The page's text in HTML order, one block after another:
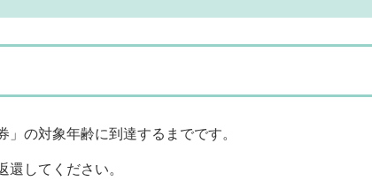
の対象年齢に到達するまでです。
してください。